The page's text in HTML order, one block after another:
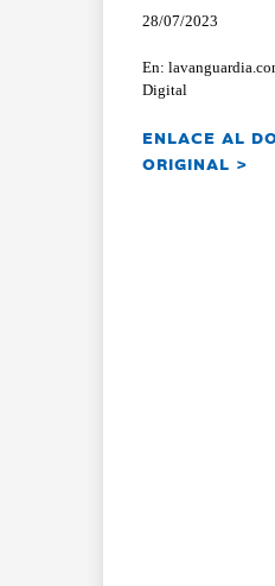
28/07/2023
En:
Digital
ENLACE AL
ORIGINAL >